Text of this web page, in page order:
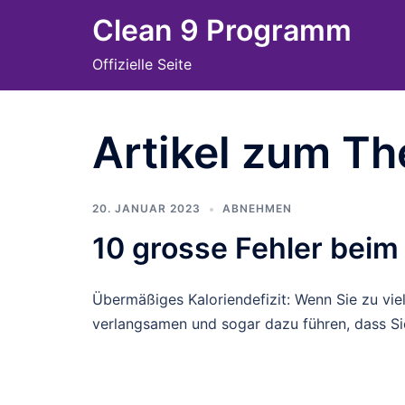
Clean 9 Programm
Offizielle Seite
Artikel zum
20. JANUAR 2023 ABNEHMEN
10 grosse Fehler
Übermäßiges Kaloriendefizit: Wenn Sie zu
verlangsamen und sogar dazu führen, dass